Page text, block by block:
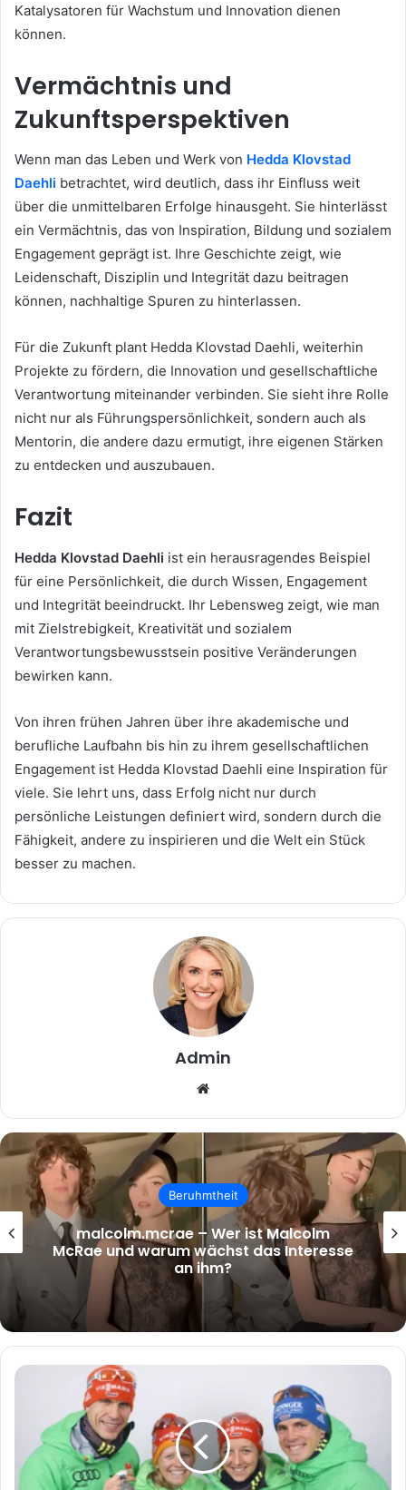
Katalysatoren für Wachstum und Innovation dienen
können.
Vermächtnis und
Zukunftsperspektiven
Wenn man das Leben und Werk von Hedda Klovstad
Daehli betrachtet, wird deutlich, dass ihr Einfluss weit
über die unmittelbaren Erfolge hinausgeht. Sie hinterlässt
ein Vermächtnis, das von Inspiration, Bildung und sozialem
Engagement geprägt ist. Ihre Geschichte zeigt, wie
Leidenschaft, Disziplin und Integrität dazu beitragen
können, nachhaltige Spuren zu hinterlassen.
Für die Zukunft plant Hedda Klovstad Daehli, weiterhin
Projekte zu fördern, die Innovation und gesellschaftliche
Verantwortung miteinander verbinden. Sie sieht ihre Rolle
nicht nur als Führungspersönlichkeit, sondern auch als
Mentorin, die andere dazu ermutigt, ihre eigenen Stärken
zu entdecken und auszubauen.
Fazit
Hedda Klovstad Daehli ist ein herausragendes Beispiel
für eine Persönlichkeit, die durch Wissen, Engagement
und Integrität beeindruckt. Ihr Lebensweg zeigt, wie man
mit Zielstrebigkeit, Kreativität und sozialem
Verantwortungsbewusstsein positive Veränderungen
bewirken kann.
Von ihren frühen Jahren über ihre akademische und
berufliche Laufbahn bis hin zu ihrem gesellschaftlichen
Engagement ist Hedda Klovstad Daehli eine Inspiration für
viele. Sie lehrt uns, dass Erfolg nicht nur durch
persönliche Leistungen definiert wird, sondern durch die
Fähigkeit, andere zu inspirieren und die Welt ein Stück
besser zu machen.
Admin
Beruhmtheit
malcolm.mcrae – Wer ist Malcolm
McRae und warum wächst das Interesse
an ihm?
Franziska
Blick
auf